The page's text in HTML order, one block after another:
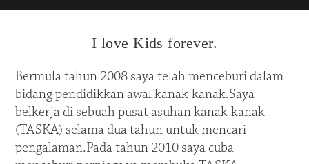
I love Kids forever.
Bermula tahun 2008 saya telah menceburi dalam
bidang pendidikkan awal kanak-kanak.Saya
belkerja di sebuah pusat asuhan kanak-kanak
(TASKA) selama dua tahun untuk mencari
pengalaman.Pada tahun 2010 saya cuba